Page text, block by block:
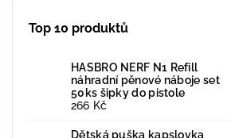
Top 10 produktů
HASBRO NERF N1 Refill
náhradní pěnové náboje set
50ks šipky do pistole
266 Kč
Dětská puška kapslovka